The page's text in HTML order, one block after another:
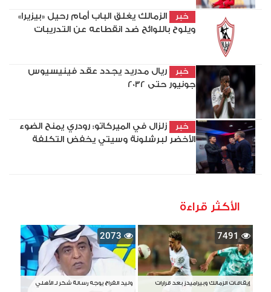
خبر
الزمالك يغلق الباب أمام رحيل «بيزيرا»
ويلوح باللوائح ضد انقطاعه عن التدريبات
خبر
ريال مدريد يجدد عقد فينيسيوس
جونيور حتى 2032
خبر
زلزال في الميركاتو: رودري يمنح الضوء
الأخضر لبرشلونة وسيتي يخفض التكلفة
الأكثر قراءة
7491
إيقافات الزمالك وبيراميدز بعد قرارات
2073
وليد الفراج يوجه رسالة شكر لـ الأهلي